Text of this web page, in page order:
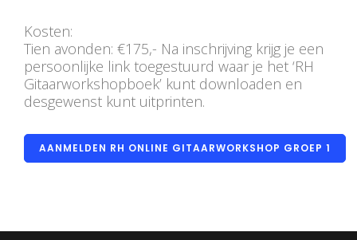
Kosten:
Tien avonden: €175,- Na inschrijving krijg je een
persoonlijke link toegestuurd waar je het ‘RH
Gitaarworkshopboek’ kunt downloaden en
desgewenst kunt uitprinten.
AANMELDEN RH ONLINE GITAARWORKSHOP GROEP 1